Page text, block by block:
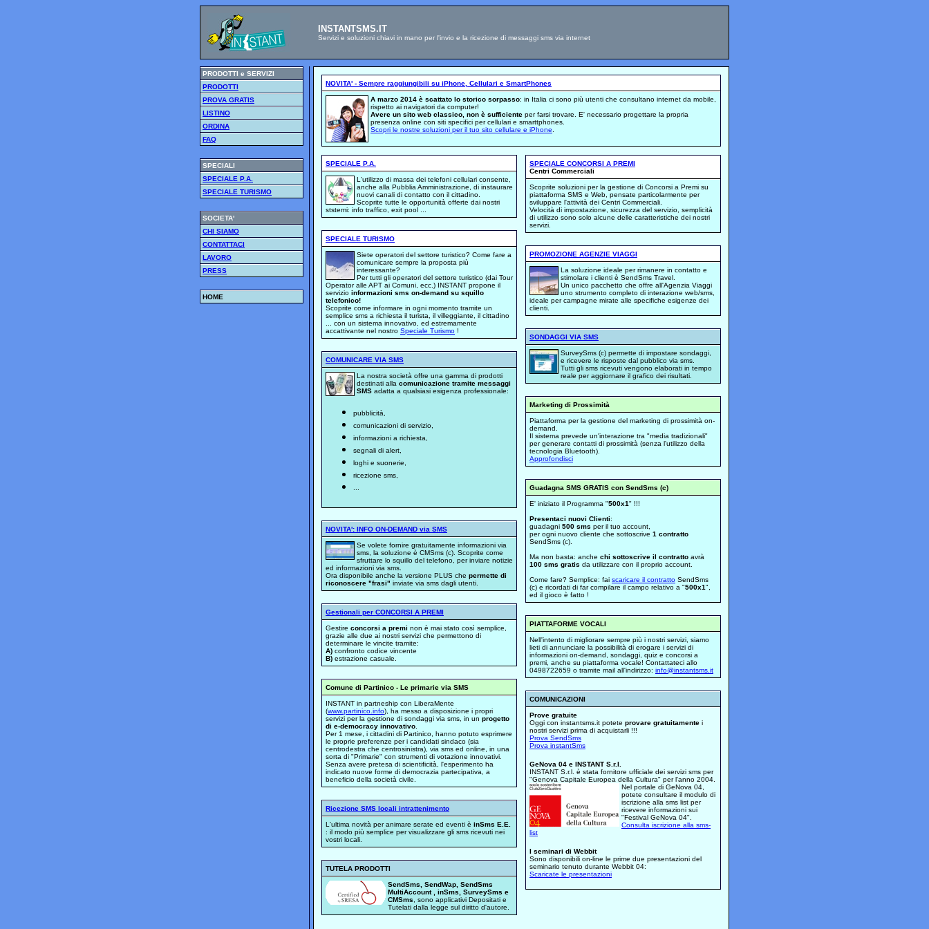
INSTANTSMS.IT
Servizi e soluzioni chiavi in mano per l'invio e la ricezione di messaggi sms via internet
PRODOTTI e SERVIZI
PRODOTTI
PROVA GRATIS
LISTINO
ORDINA
FAQ
SPECIALI
SPECIALE P.A.
SPECIALE TURISMO
SOCIETA'
CHI SIAMO
CONTATTACI
LAVORO
PRESS
HOME
NOVITA' - Sempre raggiungibili su iPhone, Cellulari e SmartPhones
A marzo 2014 è scattato lo storico sorpasso: in Italia ci sono più utenti che consultano internet da mobile,
rispetto ai navigatori da computer!
Avere un sito web classico, non è sufficiente per farsi trovare. E' necessario progettare la propria
presenza online con siti specifici per cellulari e smarttphones.
Scopri le nostre soluzioni per il tuo sito cellulare e iPhone
SPECIALE P.A.
L'utilizzo di massa dei telefoni cellulari consente,
anche alla Pubblia Amministrazione, di instaurare
nuovi canali di contatto con il cittadino.
Scoprite tutte le opportunità offerte dai nostri
ststemi: info traffico, exit pool ...
SPECIALE TURISMO
Siete operatori del settore turistico? Come fare a
comunicare sempre la proposta più
interessante?
Per tutti gli operatori del settore turistico (dai Tour
Operator alle APT ai Comuni, ecc.) INSTANT propone il
servizio informazioni sms on-demand su squillo
telefonico!
Scoprite come informare in ogni momento tramite un
semplice sms a richiesta il turista, il villeggiante, il cittadino
... con un sistema innovativo, ed estremamente
accattivante nel nostro Speciale Turismo !
COMUNICARE VIA SMS
La nostra società offre una gamma di prodotti
destinati alla comunicazione tramite messaggi
SMS adatta a qualsiasi esigenza professionale:
pubblicità,
comunicazioni di servizio,
informazioni a richiesta,
segnali di alert,
loghi e suonerie,
ricezione sms,
NOVITA': INFO ON-DEMAND via SMS
Se volete fornire gratuitamente informazioni via
sms, la soluzione è CMSms (c). Scoprite come
sfruttare lo squillo del telefono, per inviare notizie
ed informazioni via sms.
Ora disponibile anche la versione PLUS che permette di
riconoscere "frasi" inviate via sms dagli utenti.
Gestionali per CONCORSI A PREMI
Gestire concorsi a premi non è mai stato così semplice,
grazie alle due ai nostri servizi che permettono di
determinare le vincite tramite:
A) confronto codice vincente
B) estrazione casuale.
Comune di Partinico - Le primarie via SMS
INSTANT in partneship con LiberaMente
(www.partinico.info), ha messo a disposizione i propri
servizi per la gestione di sondaggi via sms, in un progetto
di e-democracy innovativo
Per 1 mese, i cittadini di Partinico, hanno potuto esprimere
le proprie preferenze per i candidati sindaco (sia
centrodestra che centrosinistra), via sms ed online, in una
sorta di "Primarie" con strumenti di votazione innovativi.
Senza avere pretesa di scientificità, l'esperimento ha
indicato nuove forme di democrazia partecipativa, a
beneficio della società civile.
Ricezione SMS locali intrattenimento
L'ultima novità per animare serate ed eventi è inSms E.E.
: il modo più semplice per visualizzare gli sms ricevuti nei
vostri locali.
TUTELA PRODOTTI
SendSms, SendWap, SendSms
MultiAccount , inSms, SurveySms e
CMSms , sono applicativi Depositati e
Tutelati dalla legge sul diritto d'autore.
SPECIALE CONCORSI A PREMI
Centri Commerciali
Scoprite soluzioni per la gestione di Concorsi a Premi su
piattaforma SMS e Web, pensate particolarmente per
sviluppare l'attività dei Centri Commerciali.
Velocità di impostazione, sicurezza del servizio, semplicità
di utilizzo sono solo alcune delle caratteristiche dei nostri
servizi.
PROMOZIONE AGENZIE VIAGGI
La soluzione ideale per rimanere in contatto e
stimolare i clienti è SendSms Travel.
Un unico pacchetto che offre all'Agenzia Viaggi
uno strumento completo di interazione web/sms,
ideale per campagne mirate alle specifiche esigenze dei
clienti.
SONDAGGI VIA SMS
SurveySms (c) permette di impostare sondaggi,
e ricevere le risposte dal pubblico via sms.
Tutti gli sms ricevuti vengono elaborati in tempo
reale per aggiornare il grafico dei risultati.
Marketing di Prossimità
Piattaforma per la gestione del marketing di prossimità on-
demand.
Il sistema prevede un'interazione tra "media tradizionali"
per generare contatti di prossimità (senza l'utilizzo della
tecnologia Bluetooth).
Approfondisci
Guadagna SMS GRATIS con SendSms (c)
E' iniziato il Programma "500x1" !!!
Presentaci nuovi Clienti:
guadagni 500 sms per il tuo account,
per ogni nuovo cliente che sottoscrive 1 contratto
SendSms (c).
Ma non basta: anche chi sottoscrive il contratto avrà
100 sms gratis da utilizzare con il proprio account.
Come fare? Semplice: fai scaricare il contratto SendSms
(c) e ricordati di far compilare il campo relativo a "500x1",
ed il gioco è fatto !
PIATTAFORME VOCALI
Nell'intento di migliorare sempre più i nostri servizi, siamo
lieti di annunciare la possibilità di erogare i servizi di
informazioni on-demand, sondaggi, quiz e concorsi a
premi, anche su piattaforma vocale! Contattateci allo
0498722659 o tramite mail all'indirizzo: info@instantsms.it
COMUNICAZIONI
Prove gratuite
Oggi con instantsms.it potete provare gratuitamente i
nostri servizi prima di acquistarli !!!
Prova SendSms
Prova instantSms
GeNova 04 e INSTANT S.r.l.
INSTANT S.r.l. è stata fornitore ufficiale dei servizi sms per
"Genova Capitale Europea della Cultura" per l'anno 2004.
Nel portale di GeNova 04,
potete consultare il modulo di
iscrizione alla sms list per
ricevere informazioni sui
"Festival GeNova 04".
Consulta iscrizione alla sms-
list
I seminari di Webbit
Sono disponibili on-line le prime due presentazioni del
seminario tenuto durante Webbit 04:
Scaricate le presentazioni